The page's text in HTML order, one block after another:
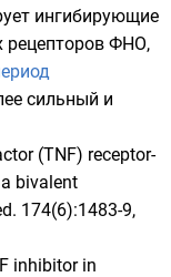
ингибирующие
рецепторов ФНО,
сильный и
(TNF) receptor-
bivalent
174(6):1483-9,
inhibitor in